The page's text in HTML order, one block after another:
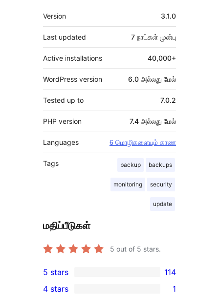
Meta
Version 3.1.0
Last updated 7 நாட்கள் முன்பு
Active installations 40,000+
WordPress version 6.0 அல்லது மேல்
Tested up to 7.0.2
PHP version 7.4 அல்லது மேல்
Languages 6 மொழிகளையும் காண
Tags backup backups
monitoring security
update
மதிப்பீடுகள்
5 out of 5 stars.
114
5-
5 stars 114
4 stars 1